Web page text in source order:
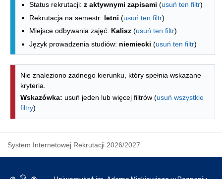
Status rekrutacji: z aktywnymi zapisami (usuń ten filtr)
Rekrutacja na semestr: letni (usuń ten filtr)
Miejsce odbywania zajęć: Kalisz (usuń ten filtr)
Język prowadzenia studiów: niemiecki (usuń ten filtr)
Nie znaleziono żadnego kierunku, który spełnia wskazane
kryteria.
Wskazówka: usuń jeden lub więcej filtrów (usuń wszystkie
filtry).
System Internetowej Rekrutacji 2026/2027